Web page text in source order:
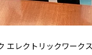
エレクトリックワーク
防水・防錆について
【まとめ】スマー